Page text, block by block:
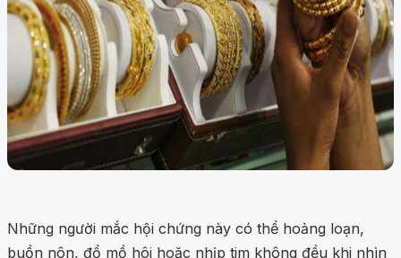
Những người mắc hội chứng này có thể hoảng loạn,
buồn nôn, đổ mồ hôi hoặc nhịp tim không đều khi nhìn